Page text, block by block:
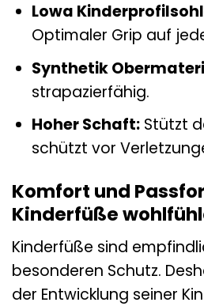
Lowa
Optimaler Grip auf
Synthetik
strapazierfähig.
Hoher Schaft:Stützt
schützt vor
Komfort und
Kinderfüße
Kinderfüße sind
besonderen Schutz.
der Entwicklung seiner